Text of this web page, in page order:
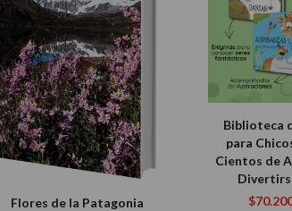
Flores de la Patagonia
Biblioteca
para
Cientos de